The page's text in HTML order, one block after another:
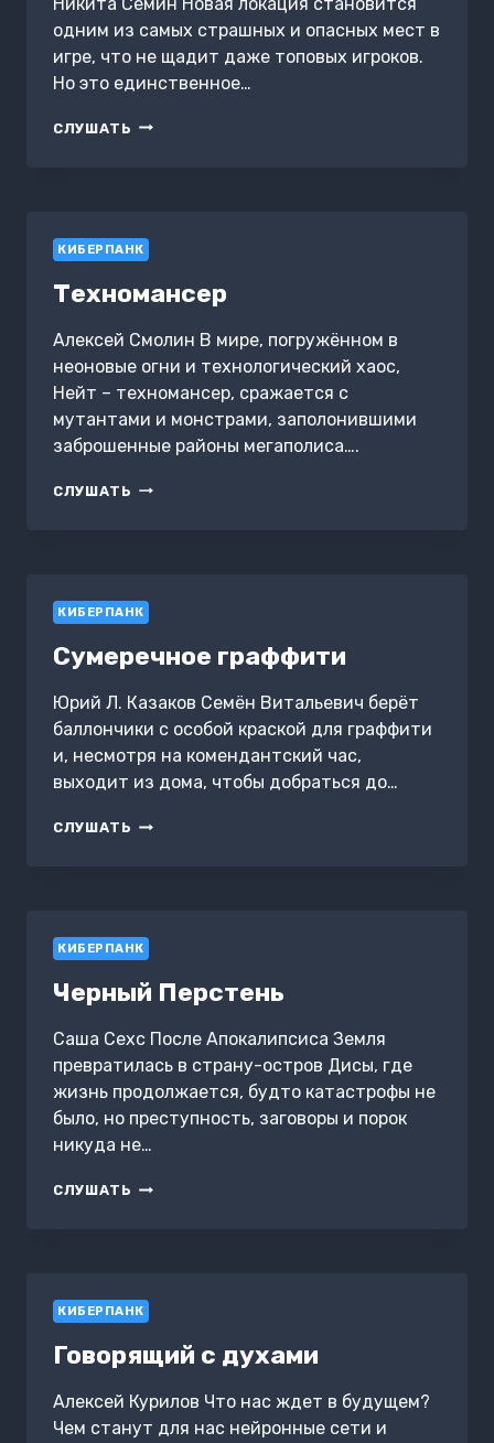
одним из самых страшных и опасных мест в
игре, что не щадит даже топовых игроков.
Но это единственное…
СЛУШАТЬ МИР
КИБЕРПАНК
Техномансер
Алексей Смолин В мире, погружённом в
неоновые огни и технологический хаос,
Нейт – техномансер, сражается с
мутантами и монстрами, заполонившими
заброшенные районы мегаполиса….
СЛУШАТЬ ТЕХНОМАНСЕР
КИБЕРПАНК
Сумеречное граффити
Юрий Л. Казаков Семён Витальевич берёт
баллончики с особой краской для граффити
и, несмотря на комендантский час,
выходит из дома, чтобы добраться до…
СЛУШАТЬ СУМЕРЕЧНОЕ
КИБЕРПАНК
Черный Перстень
Саша Сехс После Апокалипсиса Земля
превратилась в страну-остров Дисы, где
жизнь продолжается, будто катастрофы не
было, но преступность, заговоры и порок
никуда не…
СЛУШАТЬ ЧЕРНЫЙ
КИБЕРПАНК
Говорящий с духами
Алексей Курилов Что нас ждет в будущем?
Чем станут для нас нейронные сети и